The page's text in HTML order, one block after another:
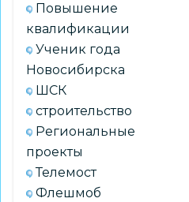
Повышение
квалификации
Ученик года
Новосибирска
ШСК
строительство
Региональные
проекты
Телемост
Флешмоб